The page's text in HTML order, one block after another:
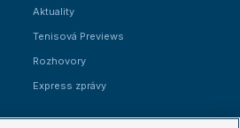
Aktuality
Tenisová Previews
Rozhovory
Express zprávy